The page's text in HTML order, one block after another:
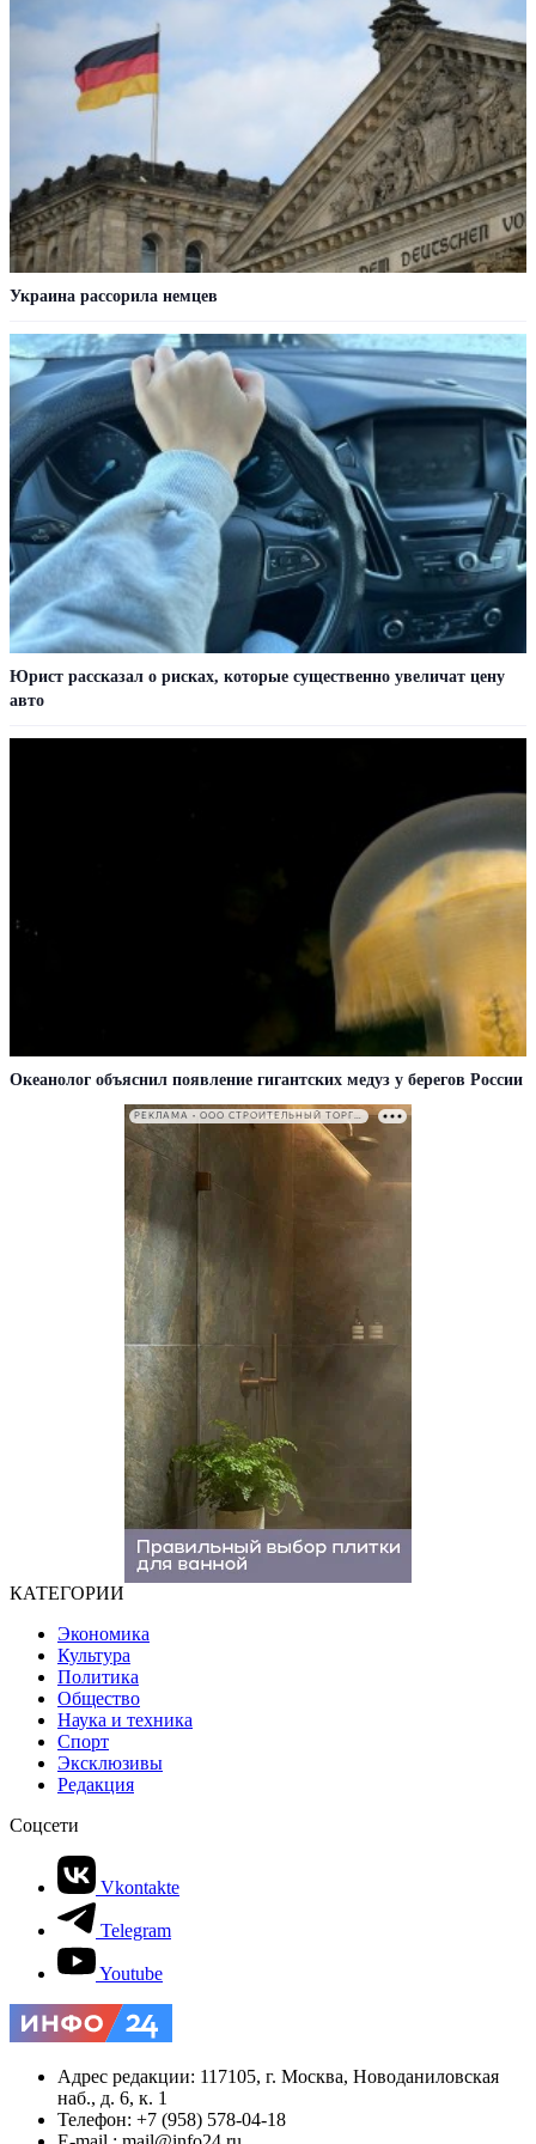
Украина рассорила немцев
Юрист рассказал о рисках, которые существенно увеличат цену
авто
Океанолог объяснил появление гигантских медуз у берегов России
РЕКЛАМА • ООО СТРОИТЕЛЬНЫЙ ТОРГОВЫЙ ДОМ «ПЕТРОВИЧ». ИНН: 7802348846
КАТЕГОРИИ
Экономика
Культура
Политика
Общество
Наука и техника
Спорт
Эксклюзивы
Редакция
Соцсети
Vkontakte
Telegram
Youtube
Адрес редакции: 117105, г. Москва, Новоданиловская
наб., д. 6, к. 1
Телефон: +7 (958) 578-04-18